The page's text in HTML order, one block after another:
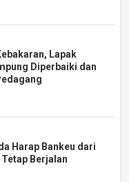
Lapak
Diperbaiki dan
Harap Bankeu dari
Berjalan